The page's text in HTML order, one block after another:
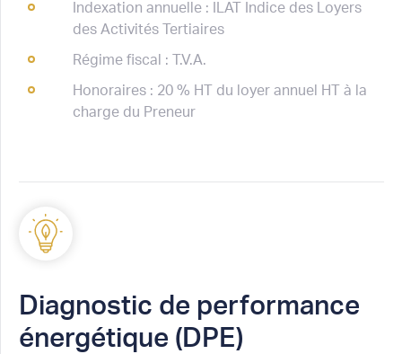
Indexation annuelle : ILAT Indice des Loyers
des Activités Tertiaires
Régime fiscal : T.V.A.
Honoraires : 20 % HT du loyer annuel HT à la
charge du Preneur
Diagnostic de performance
énergétique (DPE)